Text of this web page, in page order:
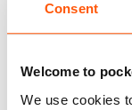
Consent
Welcome to
We use cookies
Russian
sport in Russia,